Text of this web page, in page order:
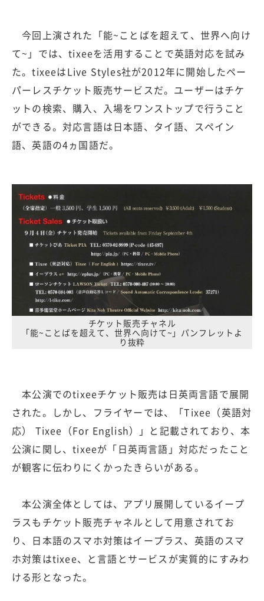
今回上演された「能~ことばを超えて、世界へ向け
て~」では、tixeeを活用することで英語対応を試み
た。tixeeはLive Styles社が2012年に開始したペー
パーレスチケット販売サービスだ。ユーザーはチケ
ットの検索、購入、入場をワンストップで行うこと
ができる。対応言語は日本語、タイ語、スペイン
語、英語の4ヵ国語だ。
チケット販売チャネル
「能~ことばを超えて、世界へ向けて~」パンフレットよ
り抜粋
本公演でのtixeeチケット販売は日英両言語で展開
された。しかし、フライヤーでは、「Tixee（英語対
応） Tixee（For English）」と記載されており、本
公演に関し、tixeeが「日英両言語」対応だったこと
が観客に伝わりにくかったきらいがある。
本公演全体としては、アプリ展開しているイープ
ラスもチケット販売チャネルとして用意されてお
り、日本語のスマホ対策はイープラス、英語のスマ
ホ対策はtixee、と言語とサービスが実質的にすみわ
ける形となった。